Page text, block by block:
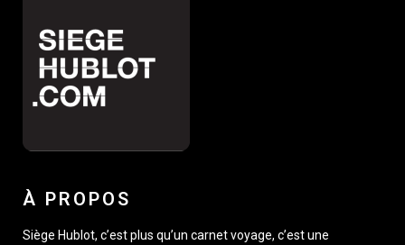
À PROPOS
Siège Hublot, c’est plus qu’un carnet voyage, c’est une